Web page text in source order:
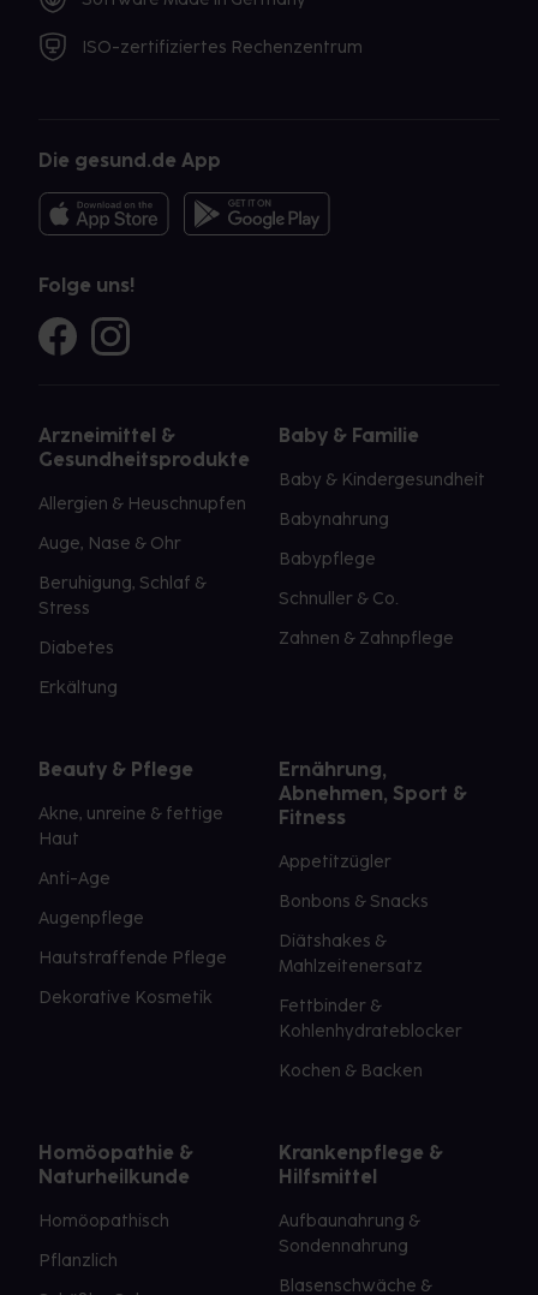
ISO-zertifiziertes Rechenzentrum
Die gesund.de App
Folge uns!
Arzneimittel &
Gesundheitsprodukte
Allergien & Heuschnupfen
Auge, Nase & Ohr
Beruhigung, Schlaf &
Stress
Diabetes
Erkältung
Baby & Familie
Baby & Kindergesundheit
Babynahrung
Babypflege
Schnuller & Co.
Zahnen & Zahnpflege
Beauty & Pflege
Akne, unreine & fettige
Haut
Anti-Age
Augenpflege
Hautstraffende Pflege
Dekorative Kosmetik
Ernährung,
Abnehmen, Sport &
Fitness
Appetitzügler
Bonbons & Snacks
Diätshakes &
Mahlzeitenersatz
Fettbinder &
Kohlenhydrateblocker
Kochen & Backen
Homöopathie &
Naturheilkunde
Homöopathisch
Pflanzlich
Krankenpflege &
Hilfsmittel
Aufbaunahrung &
Sondennahrung
Blasenschwäche &